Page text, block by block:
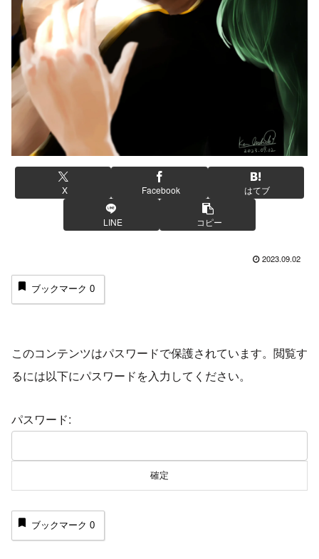
X Facebook はてブ
LINE コピー
2023.09.02
ブックマーク 0
このコンテンツはパスワードで保護されています。閲覧す
るには以下にパスワードを入力してください。
パスワード:
ブックマーク 0